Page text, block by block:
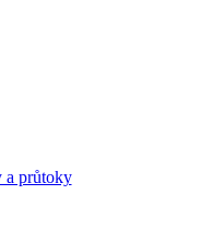
a průtoky